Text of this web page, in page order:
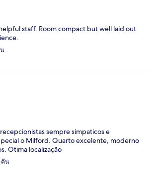
staff. Room compact but well laid out
sempre simpaticos e
o Milford. Quarto excelente, moderno
Otima localização
คืน